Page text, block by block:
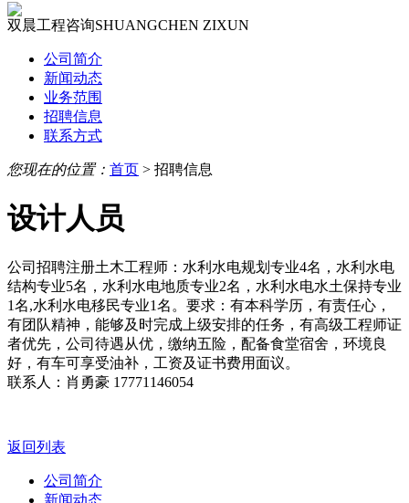
双晨工程咨询SHUANGCHEN ZIXUN
公司简介
新闻动态
业务范围
招聘信息
联系方式
您现在的位置： 首页 > 招聘信息
设计人员
公司招聘注册土木工程师：水利水电规划专业4名，水利水电
结构专业5名，水利水电地质专业2名，水利水电水土保持专业
1名,水利水电移民专业1名。要求：有本科学历，有责任心，
有团队精神，能够及时完成上级安排的任务，有高级工程师证
者优先，公司待遇从优，缴纳五险，配备食堂宿舍，环境良
好，有车可享受油补，工资及证书费用面议。
联系人：肖勇豪 17771146054
返回列表
公司简介